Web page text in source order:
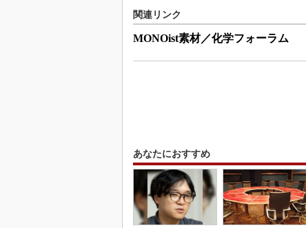
関連リンク
MONOist素材／化学フォーラム
あなたにおすすめ